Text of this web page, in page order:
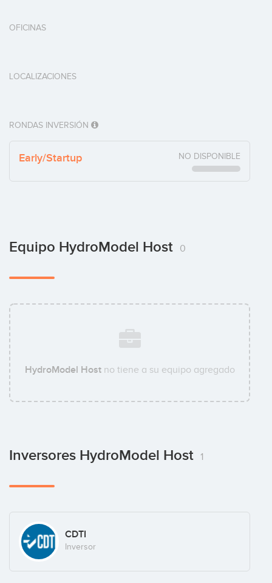
OFICINAS
LOCALIZACIONES
RONDAS INVERSIÓN
Early/Startup NO DISPONIBLE
Equipo HydroModel Host 0
HydroModel Hostno tiene a su equipo agregado
Inversores HydroModel Host 1
CDTI
Inversor